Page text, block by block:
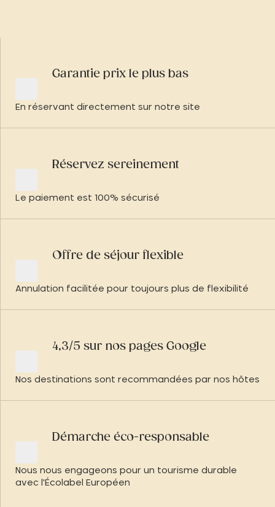
Garantie prix le plus bas
En réservant directement sur notre site
Réservez sereinement
Le paiement est 100% sécurisé
Offre de séjour flexible
Annulation facilitée pour toujours plus de flexibilité
4,3/5 sur nos pages Google
Nos destinations sont recommandées par nos hôtes
Démarche éco-responsable
Nous nous engageons pour un tourisme durable
avec l'Écolabel Européen